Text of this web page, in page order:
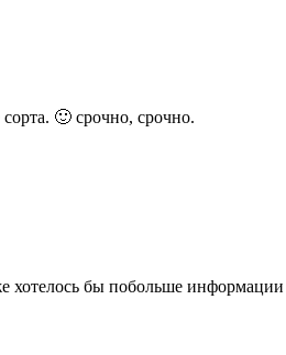
🙂 срочно, срочно.
хотелось бы побольше информации